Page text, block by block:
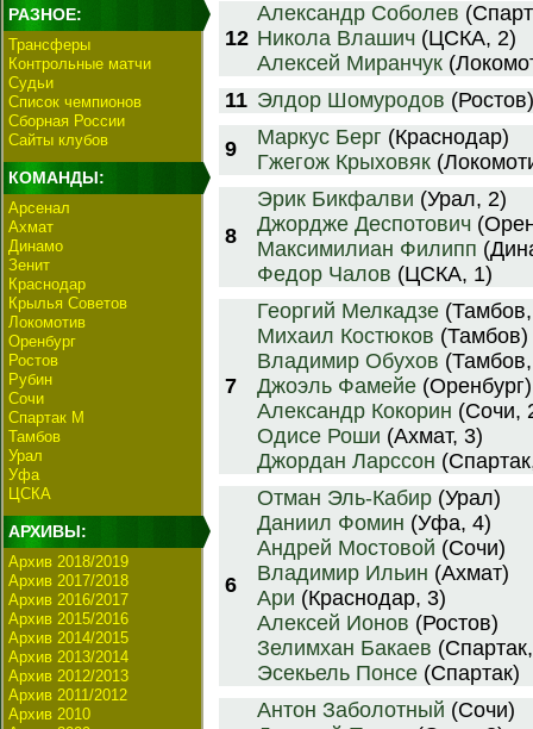
РАЗНОЕ:
Трансферы
Контрольные матчи
Судьи
Список чемпионов
Сборная России
Сайты клубов
КОМАНДЫ:
Арсенал
Ахмат
Динамо
Зенит
Краснодар
Крылья Советов
Локомотив
Оренбург
Ростов
Рубин
Сочи
Спартак М
Тамбов
Урал
Уфа
ЦСКА
АРХИВЫ:
Архив 2018/2019
Архив 2017/2018
Архив 2016/2017
Архив 2015/2016
Архив 2014/2015
Архив 2013/2014
Архив 2012/2013
Архив 2011/2012
Архив 2010
12
Александр Соболев
Никола Влашич (ЦСКА, 2)
Алексей Миранчук
11 Элдор Шомуродов (Ростов)
9 Маркус Берг (Краснодар)
Гжегож Крыховяк
8
Эрик Бикфалви (Урал, 2)
Джордже Деспотович
Максимилиан Филипп
Федор Чалов (ЦСКА, 1)
7
Георгий Мелкадзе
Михаил Костюков (Тамбов)
Владимир Обухов
Джоэль Фамейе (Оренбург)
Александр Кокорин (Сочи,
Одисе Роши (Ахмат, 3)
Джордан Ларссон
6
Отман Эль-Кабир (Урал)
Даниил Фомин (Уфа, 4)
Андрей Мостовой (Сочи)
Владимир Ильин (Ахмат)
Ари (Краснодар, 3)
Алексей Ионов (Ростов)
Зелимхан Бакаев
Эсекьель Понсе (Спартак)
Антон Заболотный (Сочи)